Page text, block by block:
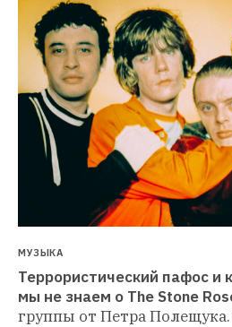
МУЗЫКА
Террористический пафос и
мы не знаем о The Stone
группы от Петра Полещука.